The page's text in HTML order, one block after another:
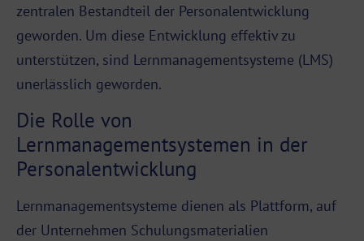
zentralen Bestandteil der Personalentwicklung
geworden. Um diese Entwicklung effektiv zu
unterstützen, sind Lernmanagementsysteme (LMS)
unerlässlich geworden.
Die Rolle von
Lernmanagementsystemen in der
Personalentwicklung
Lernmanagementsysteme dienen als Plattform, auf
der Unternehmen Schulungsmaterialien